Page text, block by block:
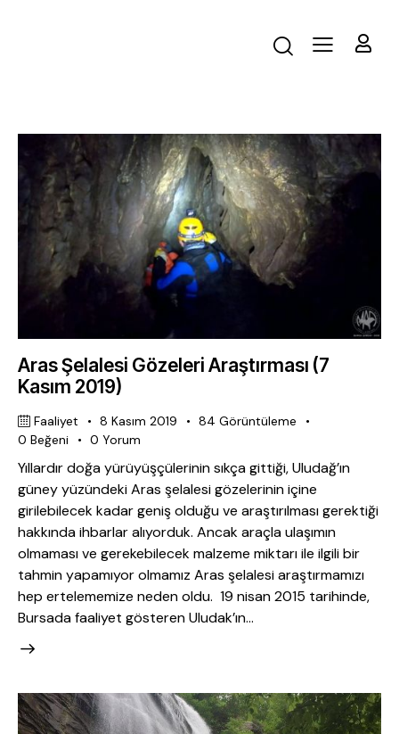
Aras Şelalesi Gözeleri Araştırması (7
Kasım 2019)
Faaliyet 8 Kasım 2019 84 Görüntüleme
0 Beğeni 0 Yorum
Yıllardır doğa yürüyüşçülerinin sıkça gittiği, Uludağ’ın
güney yüzündeki Aras şelalesi gözelerinin içine
girilebilecek kadar geniş olduğu ve araştırılması gerektiği
hakkında ihbarlar alıyorduk. Ancak araçla ulaşımın
olmaması ve gerekebilecek malzeme miktarı ile ilgili bir
tahmin yapamıyor olmamız Aras şelalesi araştırmamızı
hep ertelememize neden oldu. 19 nisan 2015 tarihinde,
Bursada faaliyet gösteren Uludak’ın…